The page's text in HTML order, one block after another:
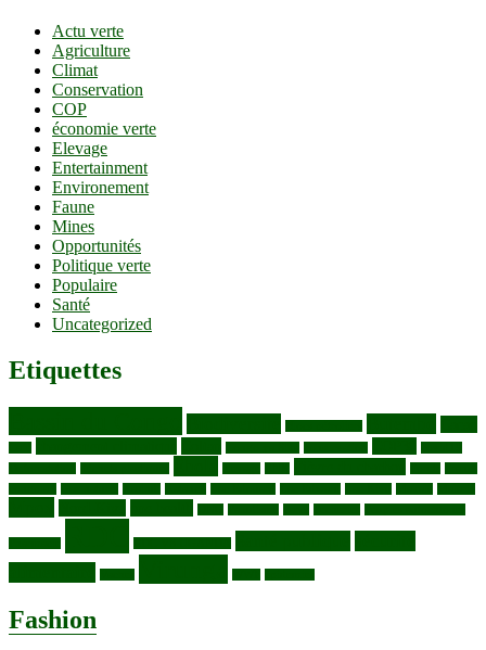
Actu verte
Agriculture
Climat
Conservation
COP
économie verte
Elevage
Entertainment
Environement
Faune
Mines
Opportunités
Politique verte
Populaire
Santé
Uncategorized
Etiquettes
Fashion